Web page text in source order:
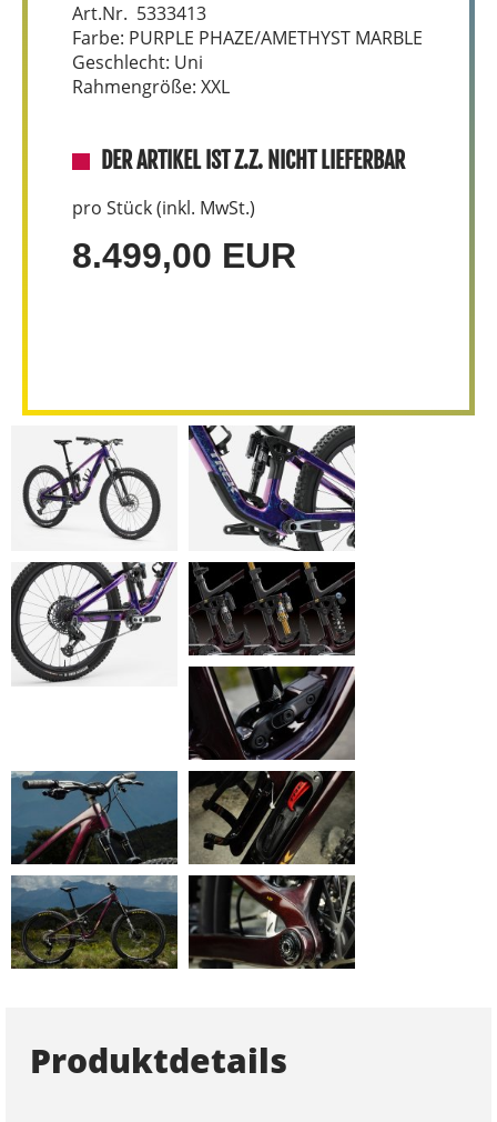
Art.Nr. 5333413
Farbe: PURPLE PHAZE/AMETHYST MARBLE
Geschlecht: Uni
Rahmengröße: XXL
DER ARTIKEL IST Z.Z. NICHT LIEFERBAR
pro Stück (inkl. MwSt.)
8.499,00 EUR
Produktdetails